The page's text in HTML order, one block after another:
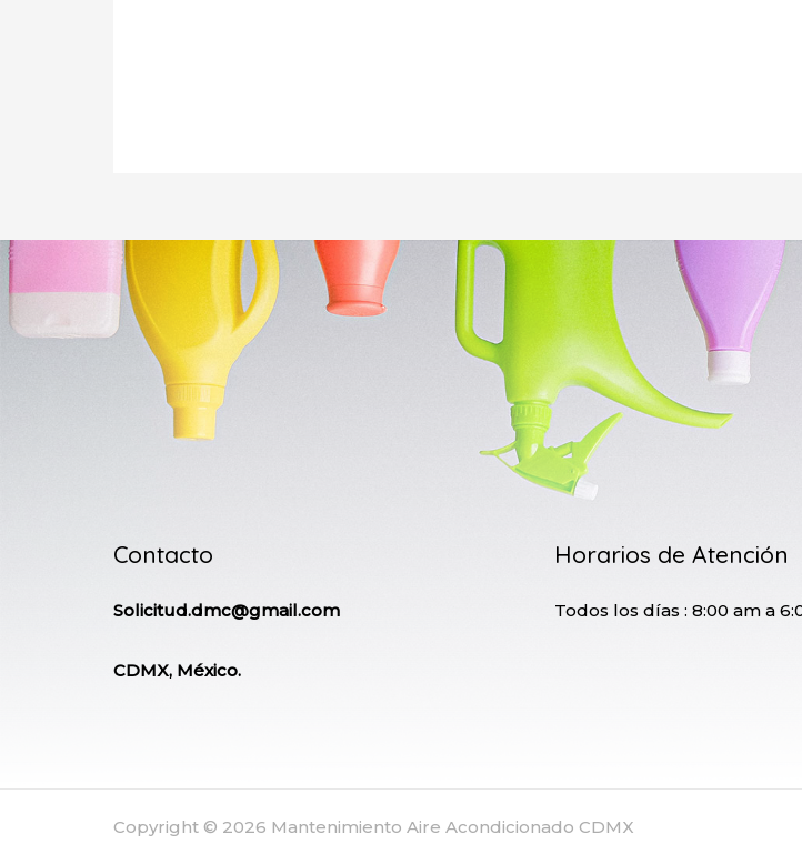
Contacto
Solicitud.dmc@gmail.com
CDMX, México.
Horarios de Atención
Todos los días : 8:00 am a
Copyright © 2026 Mantenimiento Aire Acondicionado CDMX